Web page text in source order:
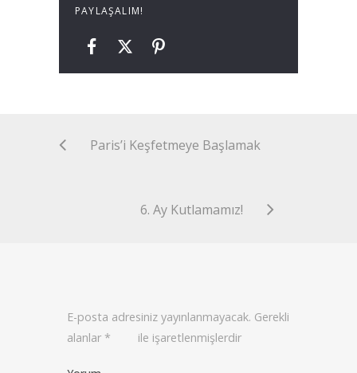
PAYLAŞALIM!
Paris’i Keşfetmeye Başlamak
6. Ay Kutlamamız!
E-posta adresiniz yayınlanmayacak. Gerekli
alanlar * ile işaretlenmişlerdir